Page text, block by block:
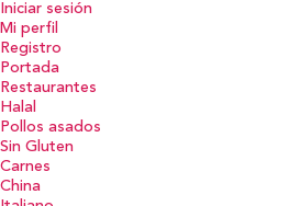
Iniciar sesión
Mi perfil
Registro
Portada
Restaurantes
Halal
Pollos asados
Sin Gluten
Carnes
China